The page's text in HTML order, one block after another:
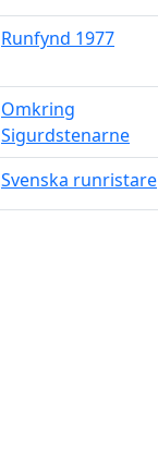
Runfynd 1977
Omkring
Sigurdstenarne
Svenska runristare